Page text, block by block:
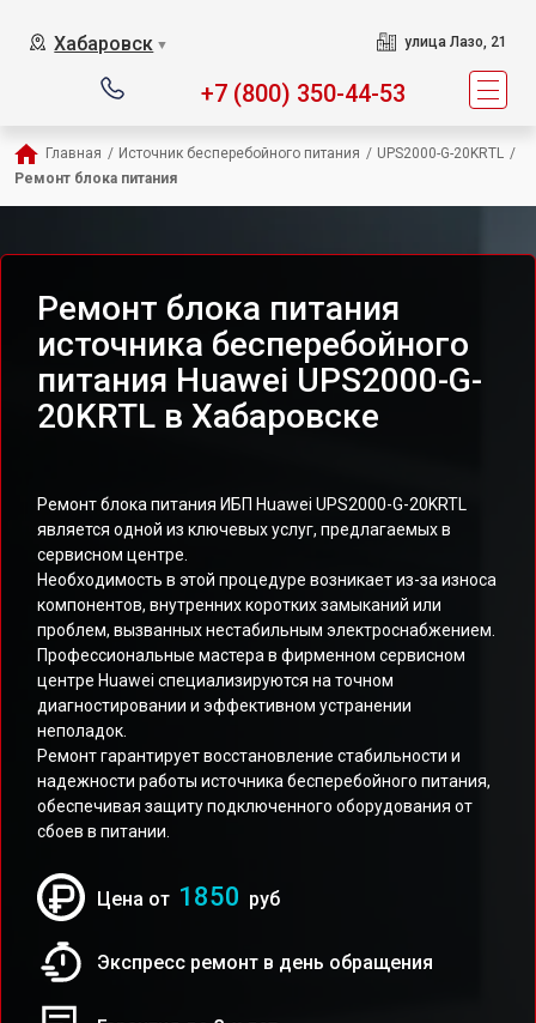
Хабаровск ▼ улица Лазо, 21
+7 (800) 350-44-53
Главная / Источник бесперебойного питания / UPS2000-G-20KRTL /
Ремонт блока питания
Ремонт блока питания
источника бесперебойного
питания Huawei UPS2000-G-
20KRTL в Хабаровске
Ремонт блока питания ИБП Huawei UPS2000-G-20KRTL
является одной из ключевых услуг, предлагаемых в
сервисном центре.
Необходимость в этой процедуре возникает из-за износа
компонентов, внутренних коротких замыканий или
проблем, вызванных нестабильным электроснабжением.
Профессиональные мастера в фирменном сервисном
центре Huawei специализируются на точном
диагностировании и эффективном устранении
неполадок.
Ремонт гарантирует восстановление стабильности и
надежности работы источника бесперебойного питания,
обеспечивая защиту подключенного оборудования от
сбоев в питании.
Цена от 1850 руб
Экспресс ремонт в день обращения